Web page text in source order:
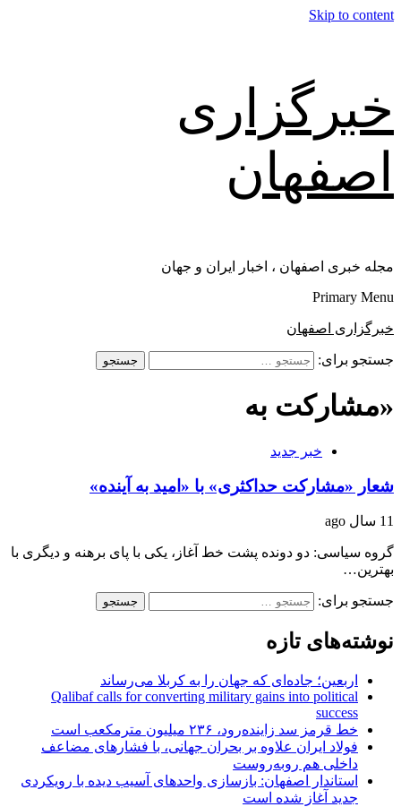
Skip to content
خبرگزاری
اصفهان
مجله خبری اصفهان ، اخبار ایران و جهان
Primary Menu
خبرگزاری اصفهان
جستجو برای:
«مشارکت به
خبر جدید
شعار «مشارکت حداکثری» با «امید به آینده»
11 سال ago
گروه سیاسی: دو دونده پشت خط آغاز، یکی با پای برهنه و دیگری با
بهترین…
جستجو برای:
نوشته‌های تازه
اربعین؛ جاده‌ای که جهان را به کربلا می‌رساند
Qalibaf calls for converting military gains into political
success
خط قرمز سد زاینده‌رود، ۲۳۶ میلیون مترمکعب است
فولاد ایران علاوه بر بحران جهانی، با فشارهای مضاعف
داخلی هم روبه‌روست
استاندار اصفهان: بازسازی واحدهای آسیب دیده با رویکردی
جدید آغاز شده است